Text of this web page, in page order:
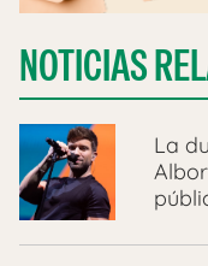
NOTICIAS
La